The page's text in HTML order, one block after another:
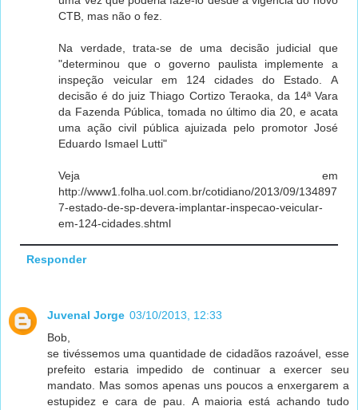
CTB, mas não o fez.
Na verdade, trata-se de uma decisão judicial que
"determinou que o governo paulista implemente a
inspeção veicular em 124 cidades do Estado. A
decisão é do juiz Thiago Cortizo Teraoka, da 14ª Vara
da Fazenda Pública, tomada no último dia 20, e acata
uma ação civil pública ajuizada pelo promotor José
Eduardo Ismael Lutti"
Veja em
http://www1.folha.uol.com.br/cotidiano/2013/09/134897
7-estado-de-sp-devera-implantar-inspecao-veicular-
em-124-cidades.shtml
Responder
Juvenal Jorge 03/10/2013, 12:33
Bob,
se tivéssemos uma quantidade de cidadãos razoável, esse
prefeito estaria impedido de continuar a exercer seu
mandato. Mas somos apenas uns poucos a enxergarem a
estupidez e cara de pau. A maioria está achando tudo